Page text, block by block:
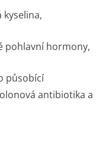
kyselina,
pohlavní hormony,
působící
antibiotika a